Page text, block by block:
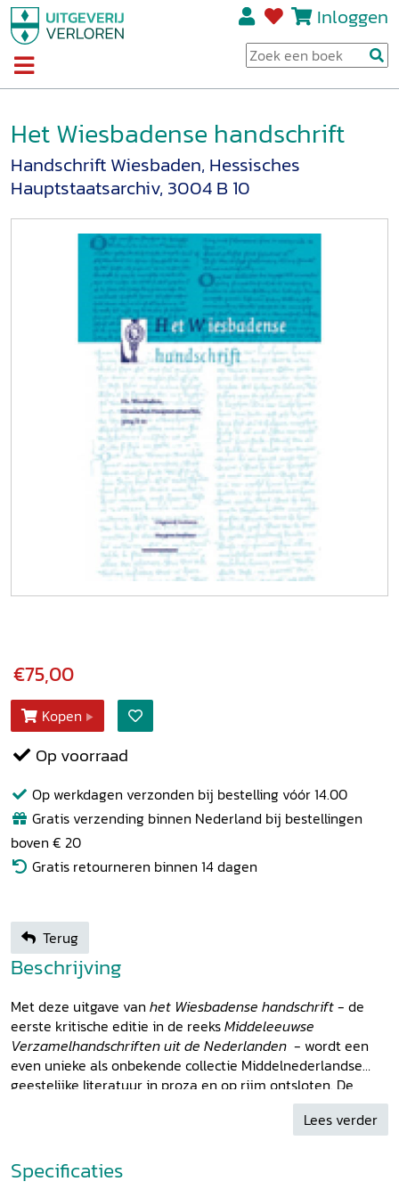
Inloggen
Het Wiesbadense handschrift
Handschrift Wiesbaden, Hessisches
Hauptstaatsarchiv, 3004 B 10
€75,00
Kopen
Op voorraad
Op werkdagen verzonden bij bestelling vóór 14.00
Gratis verzending binnen Nederland bij bestellingen
boven € 20
Gratis retourneren binnen 14 dagen
Terug
Beschrijving
Met deze uitgave van het Wiesbadense handschrift- de
eerste kritische editie in de reeksMiddeleeuwse
Verzamelhandschriften uit de Nederlanden - wordt een
even unieke als onbekende collectie Middelnederlandse
geestelijke literatuur in proza en op rijm ontsloten. De
omvangrijke codex in folio werd rond 1410 in een Vlaams-
Brabants grensgebied vervaardigd. De kopiisten en
stedelijke leken die zich toelegden op een oprecht religieus
leven. De teksten getuigen van drie belangstellingssferen:
Lees verder
Specificaties